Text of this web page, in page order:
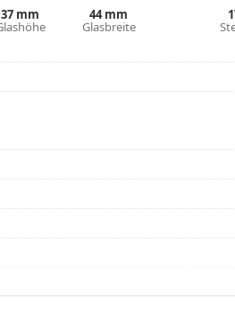
Modelle zu finden, oder
Anleitung.
37 mm 44 mm
Glasbreite